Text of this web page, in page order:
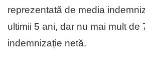
reprezentată de media
ultimii 5 ani, dar nu mai mult de
indemnizație netă.